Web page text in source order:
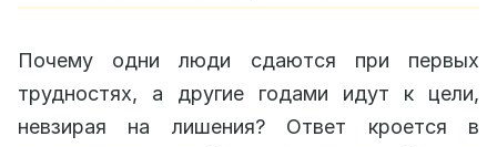
Почему одни люди сдаются при первых
трудностях, а другие годами идут к цели,
невзирая на лишения? Ответ кроется в